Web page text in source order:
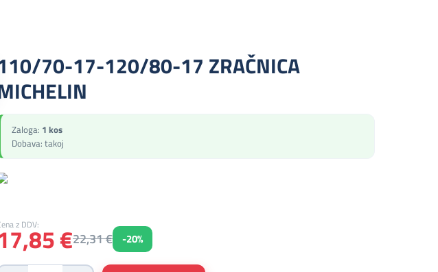
70-17-120/80-17 ZRAČNICA
Zaloga: 1 kos
Dobava: takoj
z DDV:
22,31 €
€ -20%